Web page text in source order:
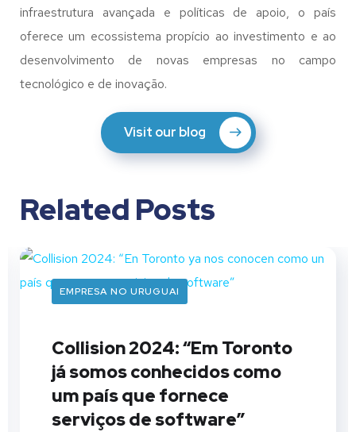
infraestrutura avançada e políticas de apoio, o país
oferece um ecossistema propício ao investimento e ao
desenvolvimento de novas empresas no campo
tecnológico e de inovação.
Visit our blog
Related Posts
EMPRESA NO URUGUAI
Collision 2024: “Em Toronto
já somos conhecidos como
um país que fornece
serviços de software”